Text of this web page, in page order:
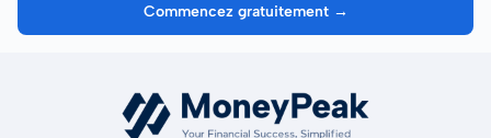
Commencez gratuitement →